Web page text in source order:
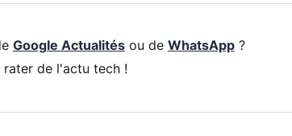
Google Actualitésou de WhatsApp?
rater de l'actu tech !